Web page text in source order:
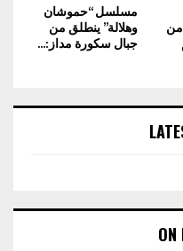
مسلسل “حموشان
وهلالة” ينطلق من
جبال سكورة مداز:...
من
ON